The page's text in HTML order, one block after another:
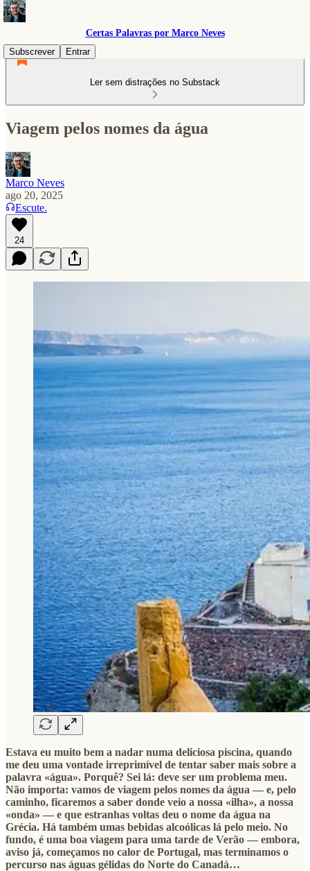
Certas Palavras por Marco Neves
Subscrever
Entrar
Ler sem distrações no Substack
Viagem pelos nomes da água
Marco Neves
ago 20, 2025
Escute.
24
Estava eu muito bem a nadar numa deliciosa piscina, quando
me deu uma vontade irreprimível de tentar saber mais sobre a
palavra «água». Porquê? Sei lá: deve ser um problema meu.
Não importa: vamos de viagem pelos nomes da água — e, pelo
caminho, ficaremos a saber donde veio a nossa «ilha», a nossa
«onda» — e que estranhas voltas deu o nome da água na
Grécia. Há também umas bebidas alcoólicas lá pelo meio. No
fundo, é uma boa viagem para uma tarde de Verão — embora,
aviso já, começamos no calor de Portugal, mas terminamos o
percurso nas águas gélidas do Norte do Canadá…